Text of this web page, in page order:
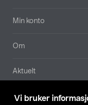
Vi bruker
Min konto
Om
Aktuelt
Våre selskaper